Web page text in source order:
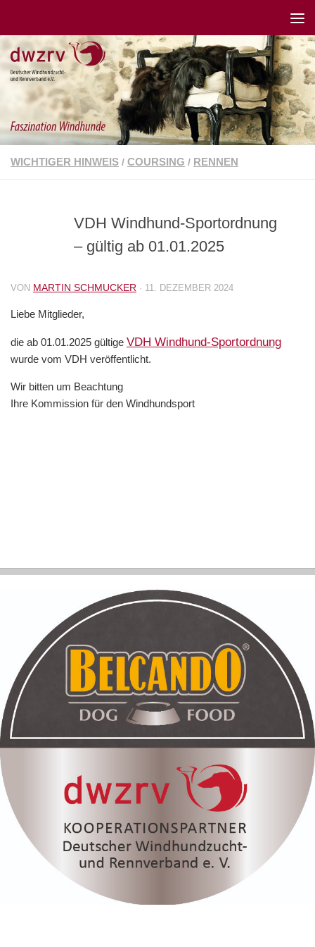
WICHTIGER HINWEIS / COURSING / RENNEN
VDH Windhund-Sportordnung
– gültig ab 01.01.2025
VON MARTIN SCHMUCKER · 11. DEZEMBER 2024
Liebe Mitglieder,
die ab 01.01.2025 gültige VDH Windhund-Sportordnung
wurde vom VDH veröffentlicht.
Wir bitten um Beachtung
Ihre Kommission für den Windhundsport